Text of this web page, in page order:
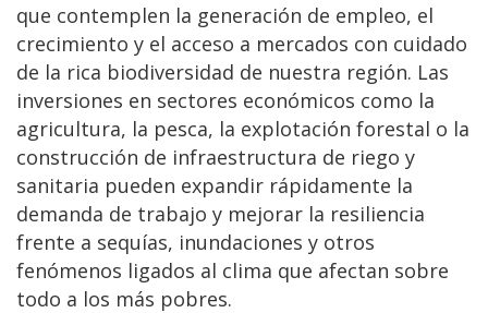
que contemplen la generación de empleo, el
crecimiento y el acceso a mercados con cuidado
de la rica biodiversidad de nuestra región. Las
inversiones en sectores económicos como la
agricultura, la pesca, la explotación forestal o la
construcción de infraestructura de riego y
sanitaria pueden expandir rápidamente la
demanda de trabajo y mejorar la resiliencia
frente a sequías, inundaciones y otros
fenómenos ligados al clima que afectan sobre
todo a los más pobres.